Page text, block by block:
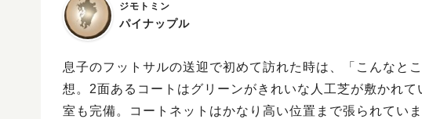
ジモトミン
パイナップル
息子のフットサルの送迎で初めて訪れた時は、「こんなと
想。2面あるコートはグリーンがきれいな人工芝が敷かれ
室も完備。コートネットはかなり高い位置まで張られてい